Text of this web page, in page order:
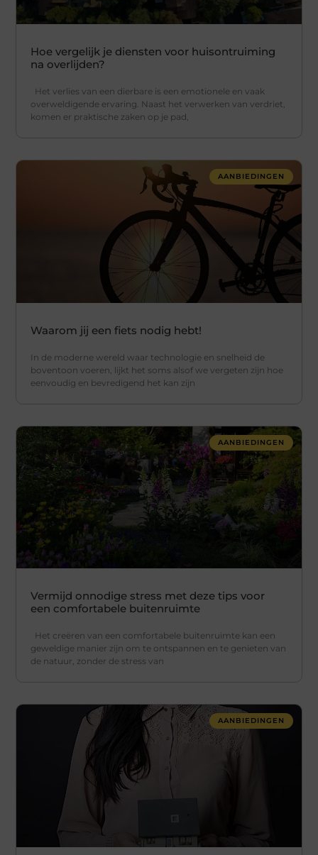
Hoe vergelijk je diensten voor huisontruiming
na overlijden?
Het verlies van een dierbare is een emotionele en vaak
overweldigende ervaring. Naast het verwerken van verdriet,
komen er praktische zaken op je pad,
AANBIEDINGEN
Waarom jij een fiets nodig hebt!
In de moderne wereld waar technologie en snelheid de
boventoon voeren, lijkt het soms alsof we vergeten zijn hoe
eenvoudig en bevredigend het kan zijn
AANBIEDINGEN
Vermijd onnodige stress met deze tips voor
een comfortabele buitenruimte
Het creëren van een comfortabele buitenruimte kan een
geweldige manier zijn om te ontspannen en te genieten van
de natuur, zonder de stress van
AANBIEDINGEN